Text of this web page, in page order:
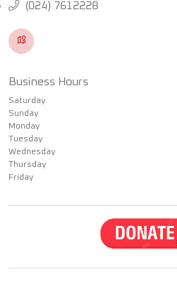
(024) 7612228
Business Hours
Saturday
Sunday
Monday
Tuesday
Wednesday
Thursday
Friday